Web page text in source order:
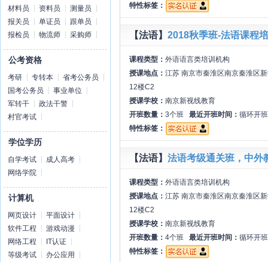
材料员
资料员
测量员
报关员
单证员
跟单员
报检员
物流师 采购师
公考资格
考研 专转本
省考公务员
国考公务员
事业单位
军转干
政法干警
村官考试
学位学历
自学考试
成人高考
网络学院
计算机
网页设计
平面设计
软件工程
游戏动漫
网络工程
IT认证
等级考试
办公应用
特性标签：
【法语】 2018秋季班-法语课程
课程类型： 外语语言类培训机构
授课地点： 江苏 南京市秦淮区南京秦淮区
12楼C2
授课学校： 南京新视线教育
开班数量： 3个班 最近开班时间： 循环开班
特性标签：
【法语】 法语考级通关班，中外
课程类型： 外语语言类培训机构
授课地点： 江苏 南京市秦淮区南京秦淮区
12楼C2
授课学校： 南京新视线教育
开班数量： 4个班 最近开班时间： 循环开班
特性标签：